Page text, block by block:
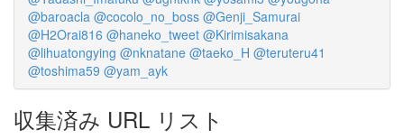
@baroacla @cocolo_no_boss @Genji_Samurai
@H2Orai816 @haneko_tweet @Kirimisakana
@lihuatongying @nknatane @taeko_H @teruteru41
@toshima59 @yam_ayk
収集済み URL リスト